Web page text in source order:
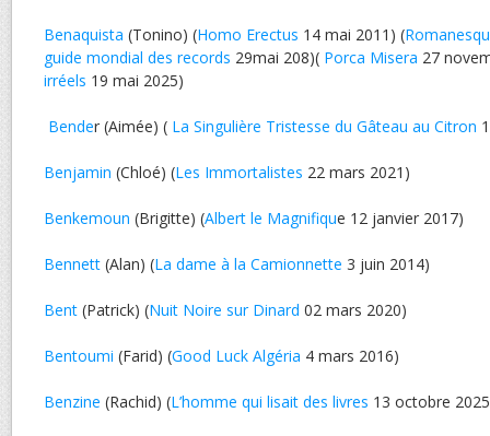
Benaquista (Tonino) (Homo Erectus 14 mai 2011) (
guide mondial des records 29mai 208)( Porca Misera 27
irréels 19 mai 2025)
Bender (Aimée) ( La Singulière Tristesse du Gâteau au Citron
Benjamin (Chloé) (Les Immortalistes 22 mars 2021)
Benkemoun (Brigitte) (Albert le Magnifique 12 janvier 2017)
Bennett (Alan) (La dame à la Camionnette 3 juin 2014)
Bent (Patrick) (Nuit Noire sur Dinard 02 mars 2020)
Bentoumi (Farid) (Good Luck Algéria 4 mars 2016)
Benzine (Rachid) (L’homme qui lisait des livres 13 octobre